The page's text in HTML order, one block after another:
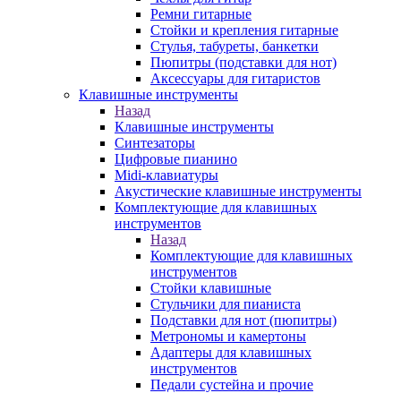
Ремни гитарные
Стойки и крепления гитарные
Стулья, табуреты, банкетки
Пюпитры (подставки для нот)
Аксессуары для гитаристов
Клавишные инструменты
Назад
Клавишные инструменты
Синтезаторы
Цифровые пианино
Midi-клавиатуры
Акустические клавишные инструменты
Комплектующие для клавишных
инструментов
Назад
Комплектующие для клавишных
инструментов
Стойки клавишные
Стульчики для пианиста
Подставки для нот (пюпитры)
Метрономы и камертоны
Адаптеры для клавишных
инструментов
Педали сустейна и прочие